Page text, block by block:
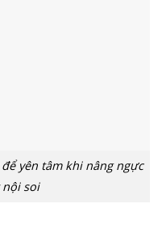
yên tâm khi nâng ngực
nội soi